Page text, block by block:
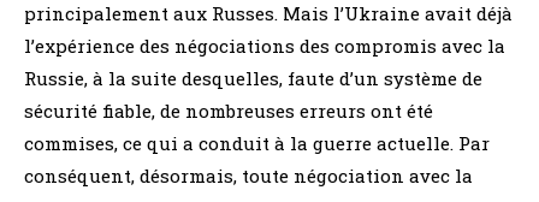
principalement aux Russes. Mais l’Ukraine avait déjà
l’expérience des négociations des compromis avec la
Russie, à la suite desquelles, faute d’un système de
sécurité fiable, de nombreuses erreurs ont été
commises, ce qui a conduit à la guerre actuelle. Par
conséquent, désormais, toute négociation avec la